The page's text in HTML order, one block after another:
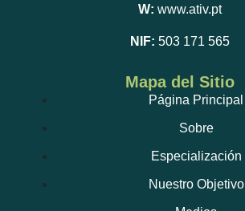
W: www.ativ.pt
NIF: 503 171 565
Mapa del Sitio
Página Principal
Sobre
Especialización
Nuestro Objetivo